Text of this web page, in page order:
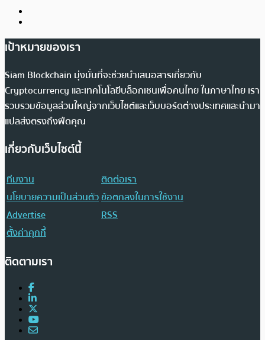
เป้าหมายของเรา
Siam Blockchain มุ่งมั่นที่จะช่วยนำเสนอสารเกี่ยวกับ
Cryptocurrency และเทคโนโลยีบล็อกเชนเพื่อคนไทย ในภาษาไทย เรา
รวบรวมข้อมูลส่วนใหญ่จากเว็บไซต์และเว็บบอร์ดต่างประเทศและนำมา
แปลส่งตรงถึงฟีดคุณ
เกี่ยวกับเว็บไซต์นี้
ทีมงาน
ติดต่อเรา
นโยบายความเป็นส่วนตัวข้อตกลงในการใช้งาน
Advertise
RSS
ตั้งค่าคุกกี้
ติดตามเรา